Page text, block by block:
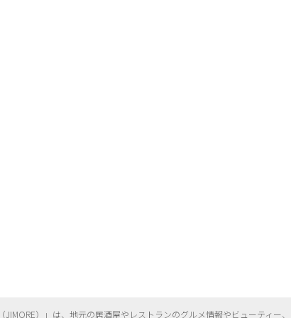
JIMORE）」は、地元の居酒屋やレストランのグルメ情報やビューティー、